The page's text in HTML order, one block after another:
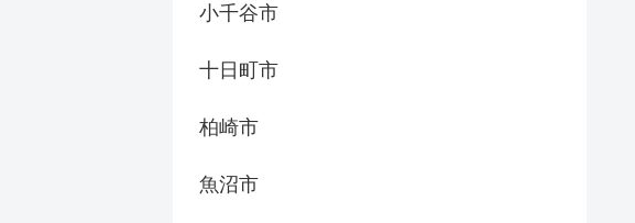
小千谷市
十日町市
柏崎市
魚沼市